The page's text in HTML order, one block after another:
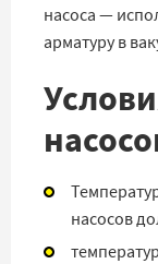
насоса —
арматуру в
насосов